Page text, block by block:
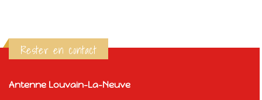
Rester en contact
Antenne Louvain-La-Neuve